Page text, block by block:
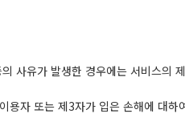
사유가 발생한 경우에는 서비스의
자 또는 제3자가 입은 손해에 대